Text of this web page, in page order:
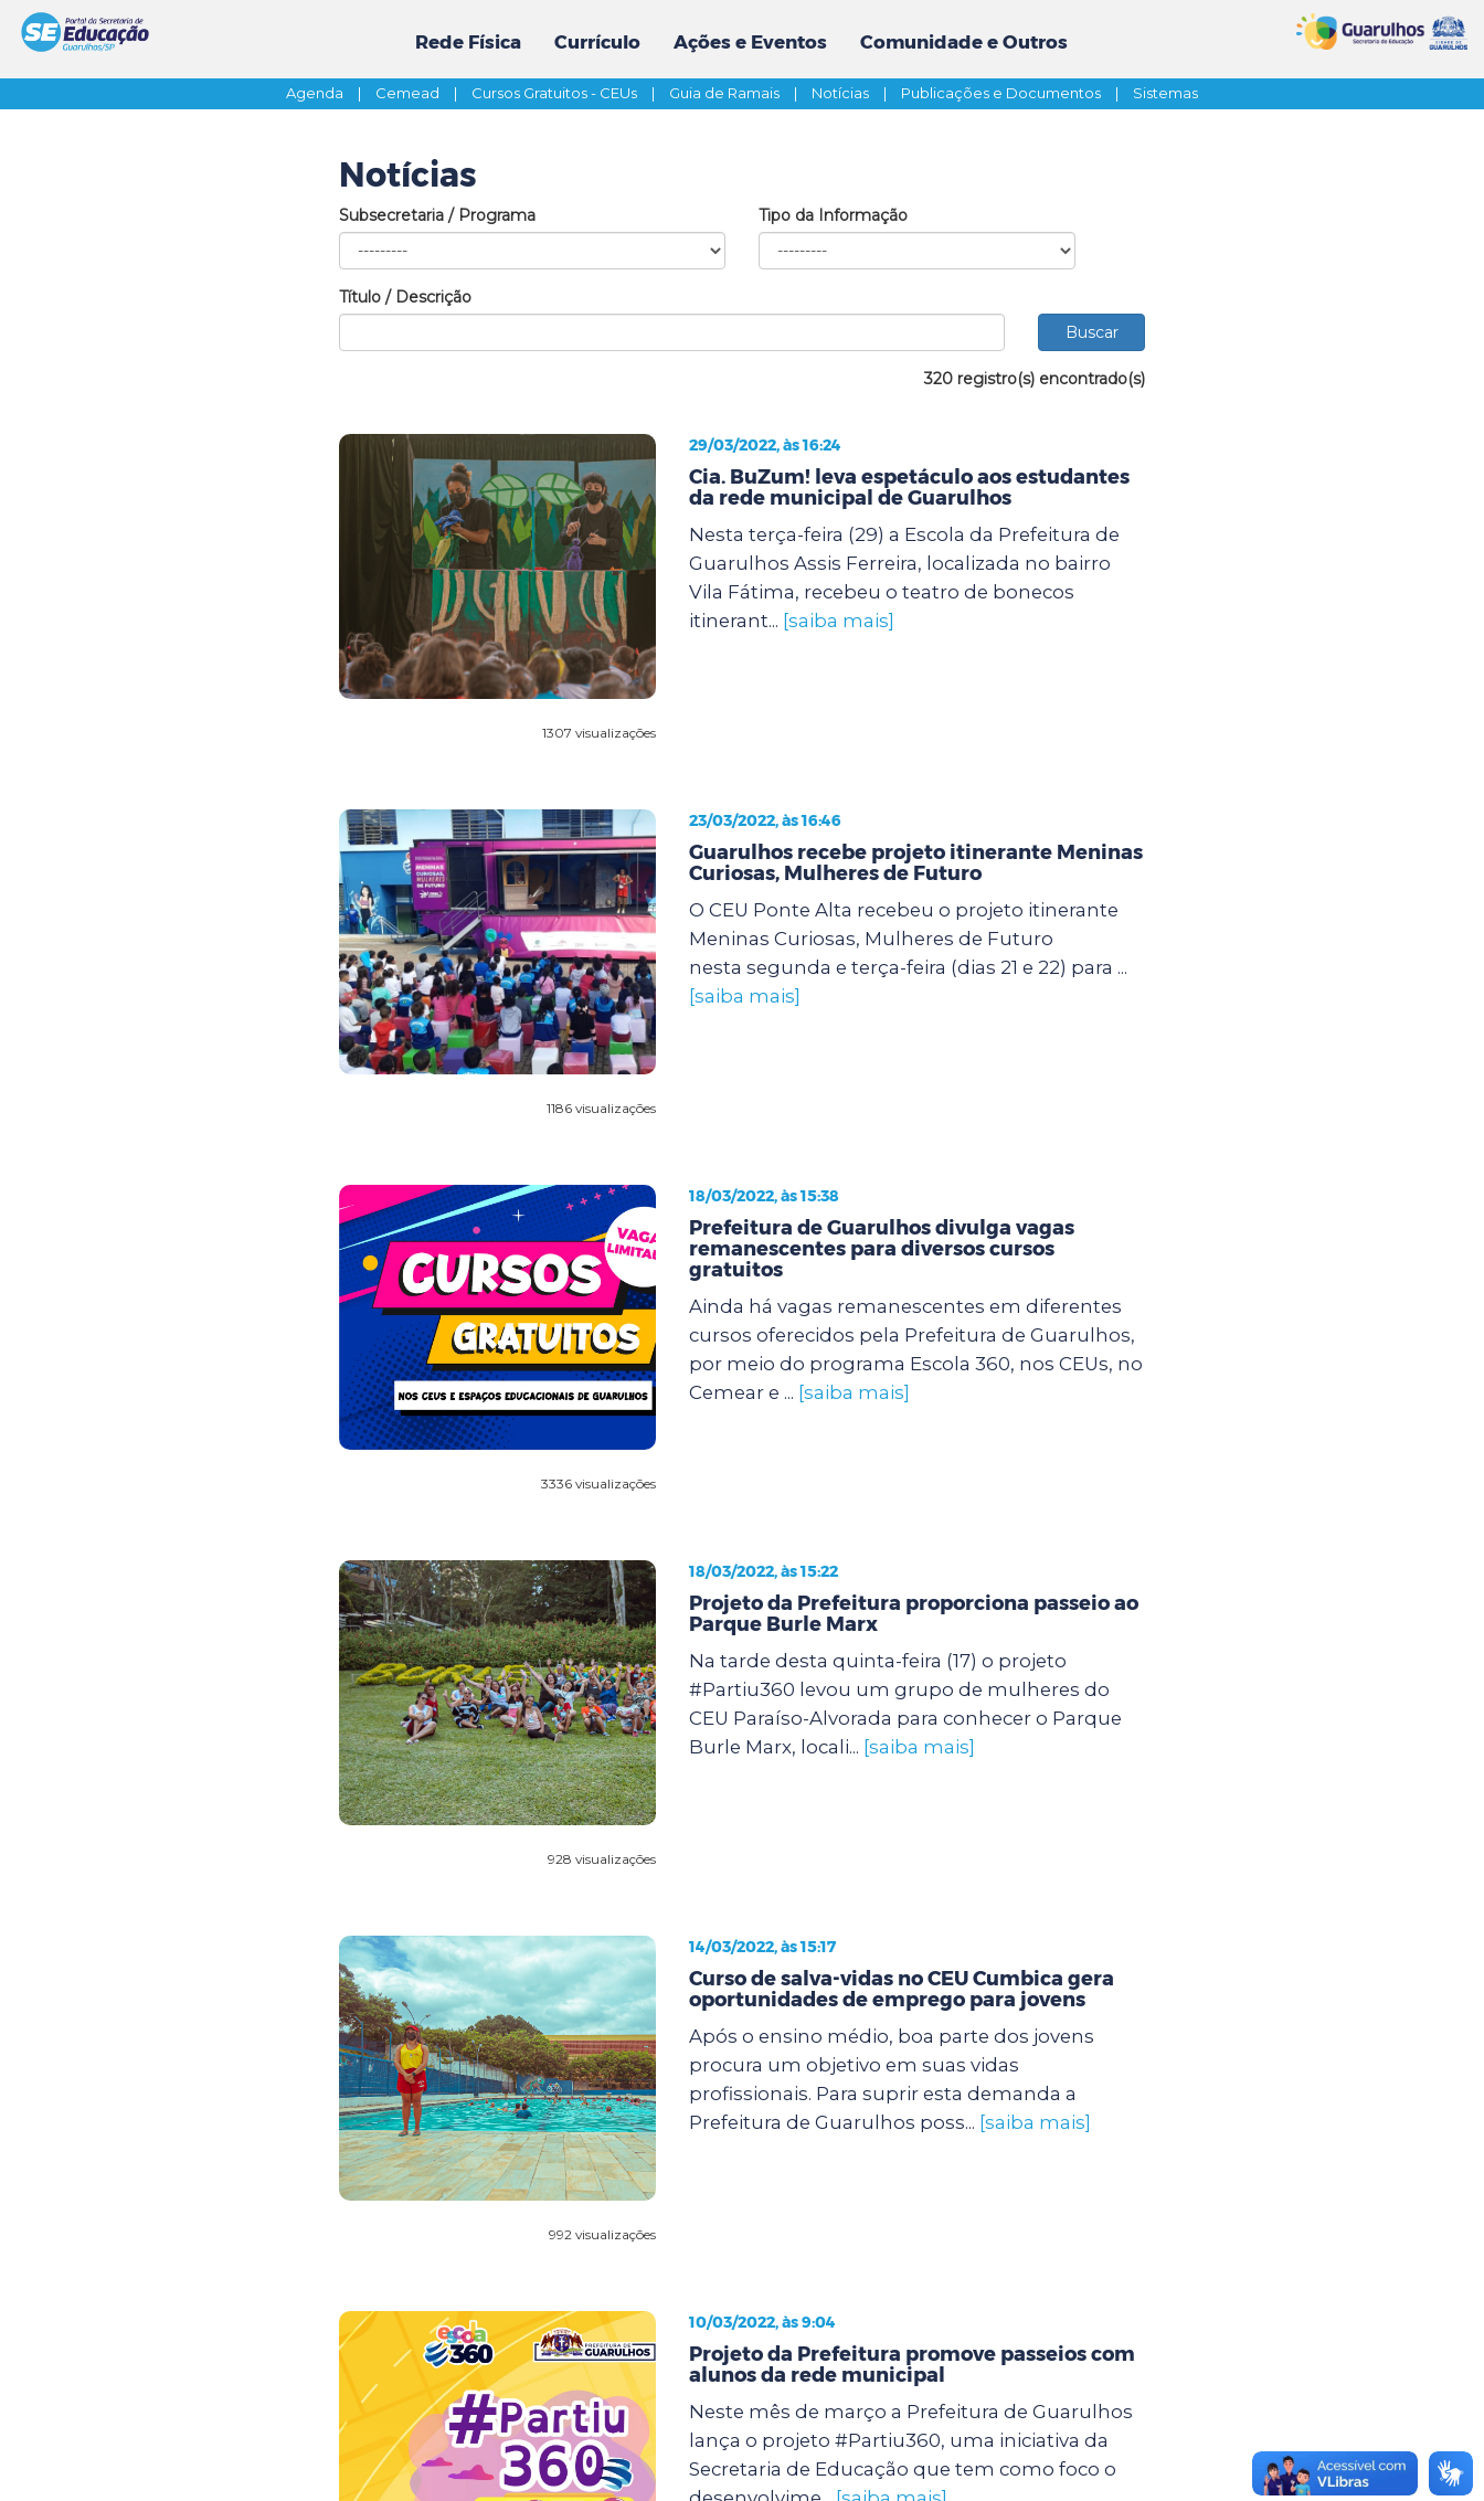
Rede Física Currículo Ações e Eventos Comunidade e Outros
Agenda | Cemead | Cursos Gratuitos - CEUs | Guia de Ramais | Notícias | Publicações e Documentos | Sistemas
Notícias
Subsecretaria / Programa Tipo da Informação
Título / Descrição
320 registro(s) encontrado(s)
1307 visualizações
29/03/2022, às 16:24
Cia. BuZum! leva espetáculo aos estudantes
da rede municipal de Guarulhos
Nesta terça-feira (29) a Escola da Prefeitura de
Guarulhos Assis Ferreira, localizada no bairro
Vila Fátima, recebeu o teatro de bonecos
itinerant... [saiba mais]
1186 visualizações
23/03/2022, às 16:46
Guarulhos recebe projeto itinerante Meninas
Curiosas, Mulheres de Futuro
O CEU Ponte Alta recebeu o projeto itinerante
Meninas Curiosas, Mulheres de Futuro
nesta segunda e terça-feira (dias 21 e 22) para ...
[saiba mais]
3336 visualizações
18/03/2022, às 15:38
Prefeitura de Guarulhos divulga vagas
remanescentes para diversos cursos
gratuitos
Ainda há vagas remanescentes em diferentes
cursos oferecidos pela Prefeitura de Guarulhos,
por meio do programa Escola 360, nos CEUs, no
Cemear e ... [saiba mais]
928 visualizações
18/03/2022, às 15:22
Projeto da Prefeitura proporciona passeio ao
Parque Burle Marx
Na tarde desta quinta-feira (17) o projeto
#Partiu360 levou um grupo de mulheres do
CEU Paraíso-Alvorada para conhecer o Parque
Burle Marx, locali... [saiba mais]
992 visualizações
14/03/2022, às 15:17
Curso de salva-vidas no CEU Cumbica gera
oportunidades de emprego para jovens
Após o ensino médio, boa parte dos jovens
procura um objetivo em suas vidas
profissionais. Para suprir esta demanda a
Prefeitura de Guarulhos poss... [saiba mais]
10/03/2022, às 9:04
Projeto da Prefeitura promove passeios com
alunos da rede municipal
Neste mês de março a Prefeitura de Guarulhos
lança o projeto #Partiu360, uma iniciativa da
Secretaria de Educação que tem como foco o